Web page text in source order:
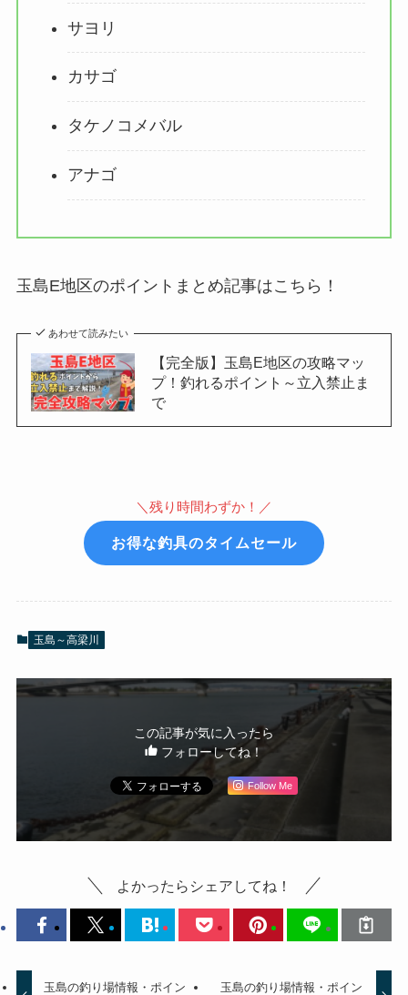
サヨリ
カサゴ
タケノコメバル
アナゴ
玉島E地区のポイントまとめ記事はこちら！
あわせて読みたい
【完全版】玉島E地区の攻略マッ
プ！釣れるポイント～立入禁止ま
で
＼残り時間わずか！／
お得な釣具のタイムセール
玉島～高梁川
この記事が気に入ったら
フォローしてね！
Follow Me
よかったらシェアしてね！
玉島の釣り場情報・ポイン
玉島の釣り場情報・ポイン